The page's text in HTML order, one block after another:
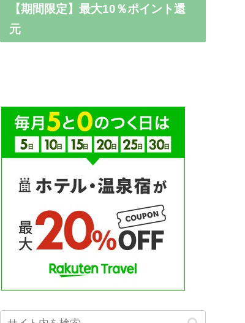
【期間限定】最大10％ポイント還
元